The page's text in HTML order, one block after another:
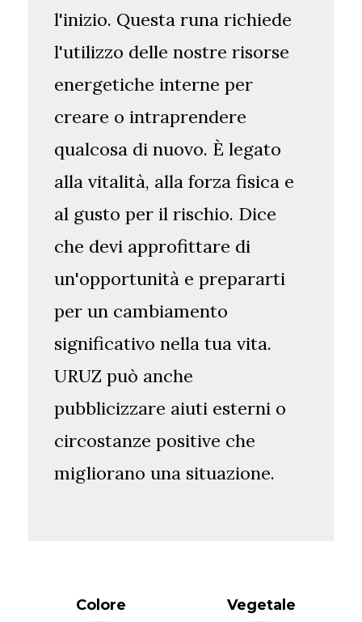
l'inizio. Questa runa richiede
l'utilizzo delle nostre risorse
energetiche interne per
creare o intraprendere
qualcosa di nuovo. È legato
alla vitalità, alla forza fisica e
al gusto per il rischio. Dice
che devi approfittare di
un'opportunità e prepararti
per un cambiamento
significativo nella tua vita.
URUZ può anche
pubblicizzare aiuti esterni o
circostanze positive che
migliorano una situazione.
Colore Vegetale